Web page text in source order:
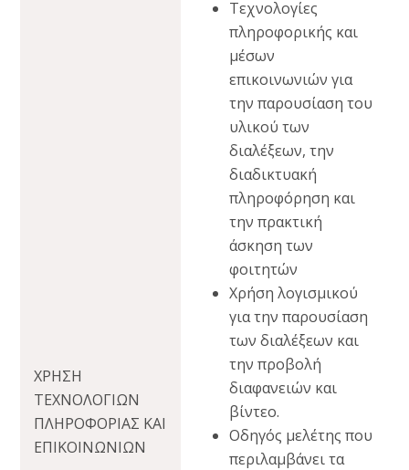
ΧΡΗΣΗ
ΤΕΧΝΟΛΟΓΙΩΝ
ΠΛΗΡΟΦΟΡΙΑΣ ΚΑΙ
ΕΠΙΚΟΙΝΩΝΙΩΝ
Τεχνολογίες
πληροφορικής και
μέσων
επικοινωνιών για
την παρουσίαση του
υλικού των
διαλέξεων, την
διαδικτυακή
πληροφόρηση και
την πρακτική
άσκηση των
φοιτητών
Χρήση λογισμικού
για την παρουσίαση
των διαλέξεων και
την προβολή
διαφανειών και
βίντεο.
Οδηγός μελέτης που
περιλαμβάνει τα